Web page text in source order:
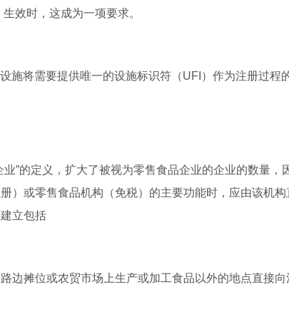
效时，这成为一项要求。
施将需要提供唯一的设施标识符（UFI）作为注册过程
业”的定义，扩大了被视为零售食品企业的企业的数量
）或零售食品机构（免税）的主要功能时，应由该机
立包括
边摊位或农贸市场上生产或加工食品以外的地点直接向